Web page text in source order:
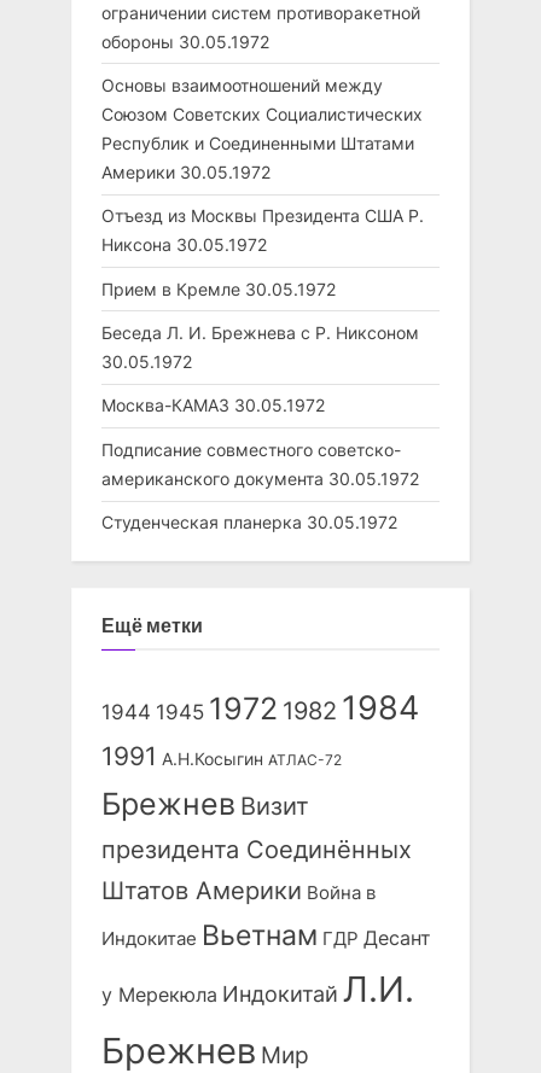
ограничении систем противоракетной
обороны 30.05.1972
Основы взаимоотношений между
Союзом Советских Социалистических
Республик и Соединенными Штатами
Америки 30.05.1972
Отъезд из Москвы Президента США Р.
Никсона 30.05.1972
Прием в Кремле 30.05.1972
Беседа Л. И. Брежнева с Р. Никсоном
30.05.1972
Москва-КАМАЗ 30.05.1972
Подписание совместного советско-
американского документа 30.05.1972
Студенческая планерка 30.05.1972
Ещё метки
1944 1945 1972 1982 1984
1991 А.Н.Косыгин АТЛАС-72
Брежнев Визит
президента Соединённых
Штатов Америки Война в
Индокитае Вьетнам ГДР Десант
у Мерекюла Индокитай Л.И.
Брежнев Мир